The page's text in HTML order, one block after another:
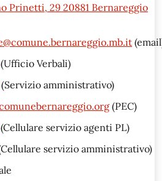
Prinetti, 29 20881 Bernareggio
(Ufficio Verbali)
(Servizio amministrativo)
(PEC)
(Cellulare servizio agenti PL)
servizio amministrativo)